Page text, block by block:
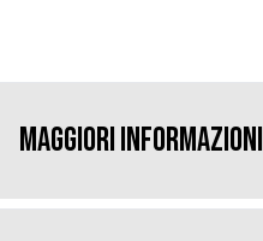
Maggiori Informazioni